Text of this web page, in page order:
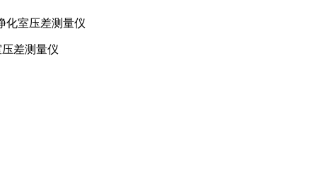
化室压差测量仪
差测量仪